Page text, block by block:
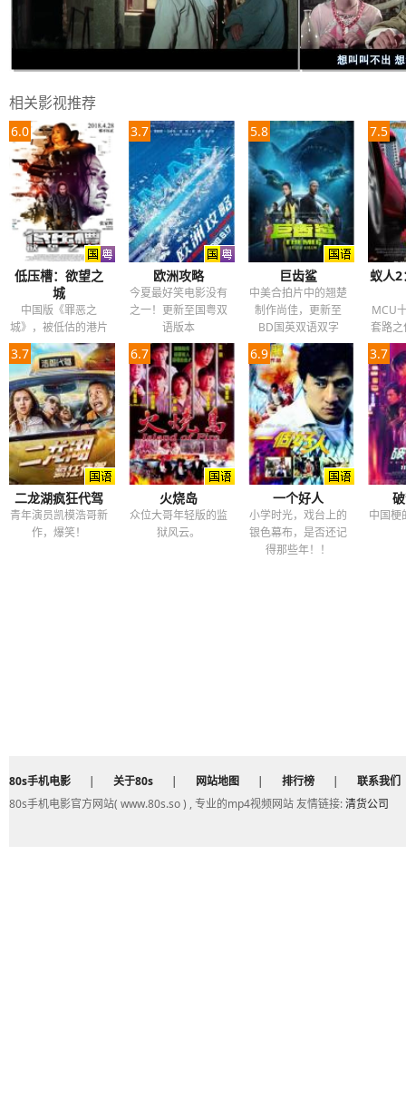
相关影视推荐
6.0
低压槽：欲望之
城
中国版《罪恶之
城》，被低估的港片
佳作!更新BD国粤双
语中字
3.7
欧洲攻略
今夏最好笑电影没有
之一！更新至国粤双
语版本
5.8
巨齿鲨
中美合拍片中的翘楚
制作尚佳，更新至
BD国英双语双字
7.5
蚁人2
MCU
套路
3.7
二龙湖疯狂代驾
青年演员凯模浩哥新
作，爆笑！
6.7
火烧岛
众位大哥年轻版的监
狱风云。
6.9
一个好人
小学时光，戏台上的
银色幕布，是否还记
得那些年！！
3.7
中国梗
80s手机电影 | 关于80s | 网站地图 | 排行榜 |
联系我们
80s手机电影官方网站( www.80s.so ) , 专业的mp4视频网站 友情链接:清货公司